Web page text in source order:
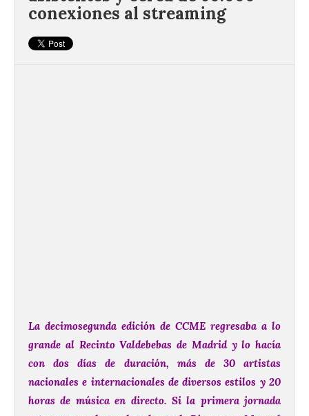
conexiones al streaming
La decimosegunda edición de CCME regresaba a lo
grande al Recinto Valdebebas de Madrid y lo hacía
con dos días de duración, más de 30 artistas
nacionales e internacionales de diversos estilos y 20
horas de música en directo. Si la primera jornada